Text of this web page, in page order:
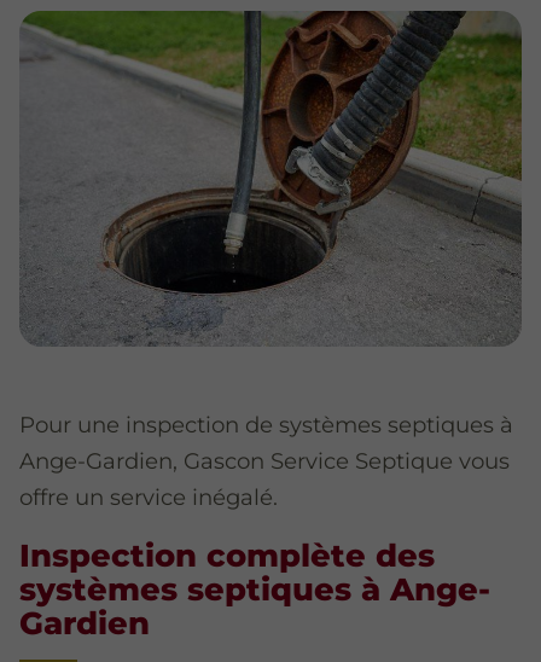
Pour une inspection de systèmes septiques à
Ange-Gardien, Gascon Service Septique vous
offre un service inégalé.
Inspection complète des
systèmes septiques à Ange-
Gardien